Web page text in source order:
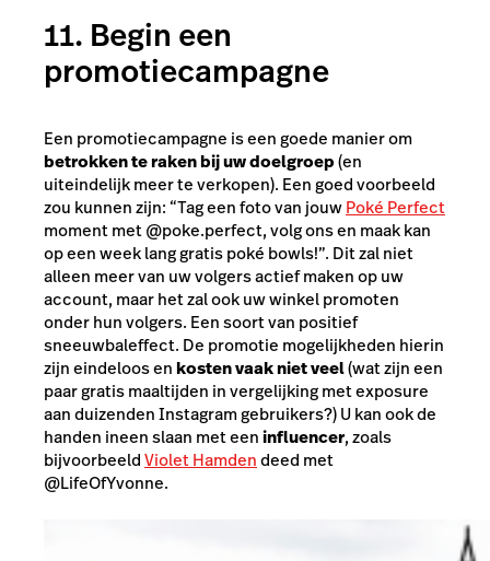
11. Begin een
promotiecampagne
Een promotiecampagne is een goede manier om
betrokken te raken bij uw doelgroep(en
uiteindelijk meer te verkopen). Een goed voorbeeld
zou kunnen zijn: “Tag een foto van jouwPoké Perfect
moment met @poke.perfect, volg ons en maak kan
op een week lang gratis poké bowls!”. Dit zal niet
alleen meer van uw volgers actief maken op uw
account, maar het zal ook uw winkel promoten
onder hun volgers. Een soort van positief
sneeuwbaleffect. De promotie mogelijkheden hierin
zijn eindeloos enkosten vaak niet veel(wat zijn een
paar gratis maaltijden in vergelijking met exposure
aan duizenden Instagram gebruikers?) U kan ook de
handen ineen slaan met eeninfluencer, zoals
bijvoorbeeldViolet Hamdendeed met
@LifeOfYvonne.